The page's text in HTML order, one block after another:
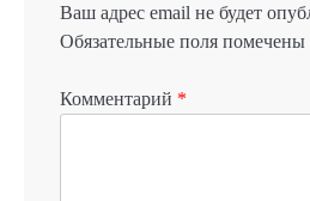
Ваш адрес email не будет
Обязательные поля помечены
Комментарий *